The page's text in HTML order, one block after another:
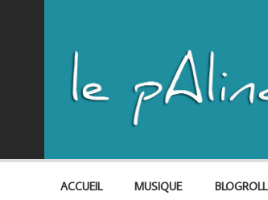
ACCUEIL MUSIQUE BLOGROLL